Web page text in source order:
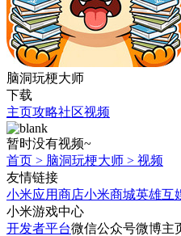
脑洞玩梗大师
下载
主页攻略社区视频
暂时没有视频~
首页 > 脑洞玩梗大师 > 视频
友情链接
小米应用商店小米商城英雄互
小米游戏中心
开发者平台微信公众号微博主